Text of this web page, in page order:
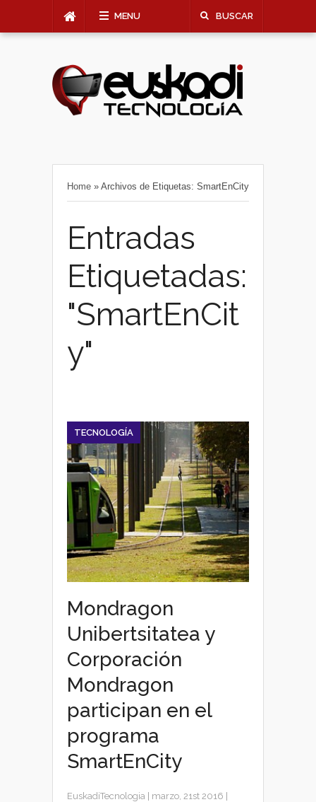
MENU BUSCAR
Home » Archivos de Etiquetas: SmartEnCity
Entradas
Etiquetadas:
"SmartEnCit
y"
TECNOLOGÍA
Mondragon
Unibertsitatea y
Corporación
Mondragon
participan en el
programa
SmartEnCity
EuskadiTecnologia marzo, 21st 2016